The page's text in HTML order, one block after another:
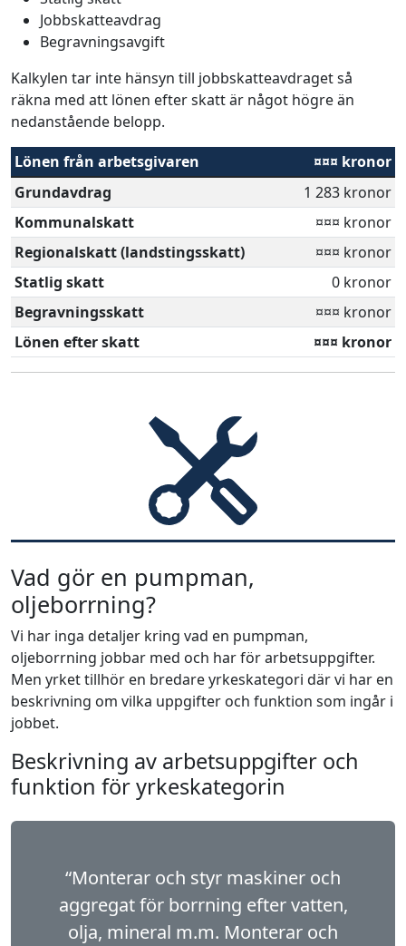
Jobbskatteavdrag
Begravningsavgift
Kalkylen tar inte hänsyn till jobbskatteavdraget så
räkna med att lönen efter skatt är något högre än
nedanstående belopp.
Lönen från arbetsgivaren
¤¤¤ kronor
Grundavdrag
1 283 kronor
Kommunalskatt
¤¤¤ kronor
Regionalskatt (landstingsskatt)
¤¤¤ kronor
Statlig skatt
0 kronor
Begravningsskatt
¤¤¤ kronor
Lönen efter skatt
¤¤¤ kronor
Vad gör en pumpman,
oljeborrning?
Vi har inga detaljer kring vad en pumpman,
oljeborrning jobbar med och har för arbetsuppgifter.
Men yrket tillhör en bredare yrkeskategori där vi har en
beskrivning om vilka uppgifter och funktion som ingår i
jobbet.
Beskrivning av arbetsuppgifter och
funktion för yrkeskategorin
“Monterar och styr maskiner och
aggregat för borrning efter vatten,
olja, mineral m.m. Monterar och